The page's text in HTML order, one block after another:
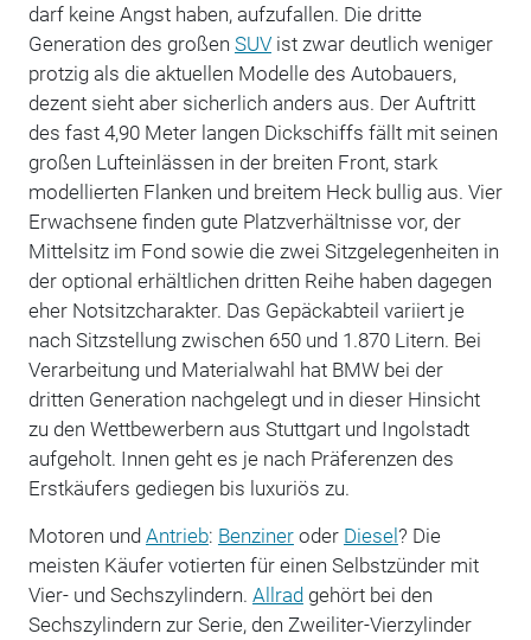
darf keine Angst haben, aufzufallen. Die dritte
Generation des großen SUVist zwar deutlich weniger
protzig als die aktuellen Modelle des Autobauers,
dezent sieht aber sicherlich anders aus. Der Auftritt
des fast 4,90 Meter langen Dickschiffs fällt mit seinen
großen Lufteinlässen in der breiten Front, stark
modellierten Flanken und breitem Heck bullig aus. Vier
Erwachsene finden gute Platzverhältnisse vor, der
Mittelsitz im Fond sowie die zwei Sitzgelegenheiten in
der optional erhältlichen dritten Reihe haben dagegen
eher Notsitzcharakter. Das Gepäckabteil variiert je
nach Sitzstellung zwischen 650 und 1.870 Litern. Bei
Verarbeitung und Materialwahl hat BMW bei der
dritten Generation nachgelegt und in dieser Hinsicht
zu den Wettbewerbern aus Stuttgart und Ingolstadt
aufgeholt. Innen geht es je nach Präferenzen des
Erstkäufers gediegen bis luxuriös zu.
Motoren und Antrieb: Benzineroder Diesel? Die
meisten Käufer votierten für einen Selbstzünder mit
Vier- und Sechszylindern. Allradgehört bei den
Sechszylindern zur Serie, den Zweiliter-Vierzylinder